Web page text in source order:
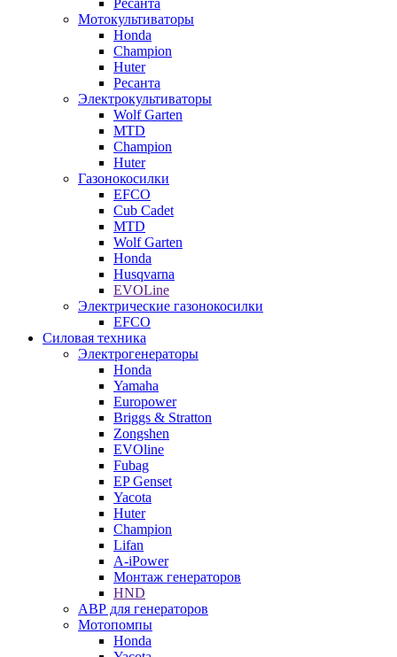
Ресанта
Мотокультиваторы
Honda
Champion
Huter
Ресанта
Электрокультиваторы
Wolf Garten
MTD
Champion
Huter
Газонокосилки
EFCO
Cub Cadet
MTD
Wolf Garten
Honda
Husqvarna
EVOLine
Электрические газонокосилки
EFCO
Силовая техника
Электрогенераторы
Honda
Yamaha
Europower
Briggs & Stratton
Zongshen
EVOline
Fubag
EP Genset
Yacota
Huter
Champion
Lifan
A-iPower
Монтаж генераторов
HND
АВР для генераторов
Мотопомпы
Honda